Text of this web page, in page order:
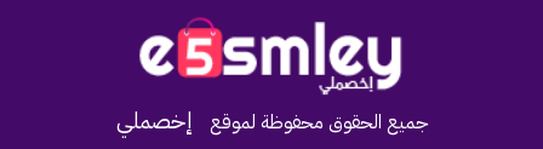
جميع الحقوق محفوظة لموقع إخصملي